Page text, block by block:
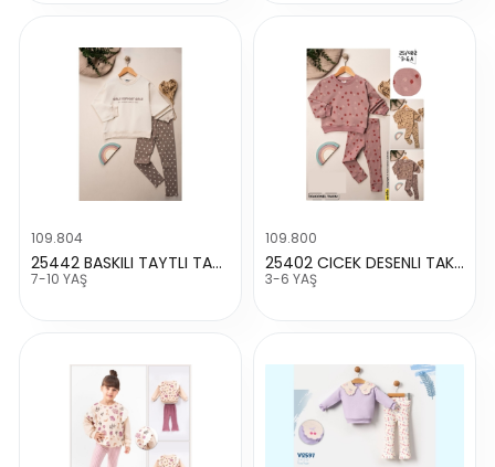
109.804
25442 BASKILI TAYTLI TAKIM
7-10 YAŞ
109.800
25402 CICEK DESENLI TAKIM
3-6 YAŞ